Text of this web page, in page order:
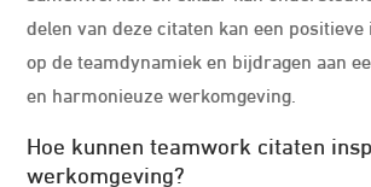
delen van deze citaten kan een
op de teamdynamiek en bijdragen aan
en harmonieuze werkomgeving.
Hoe kunnen teamwork citaten
werkomgeving?